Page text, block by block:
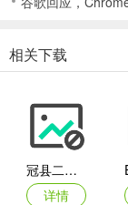
同类推荐：站长常用
相关下载
冠县二中网
详情